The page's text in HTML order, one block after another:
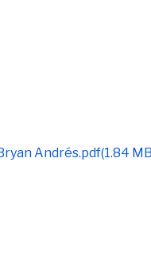
Andrés.pdf(1.84